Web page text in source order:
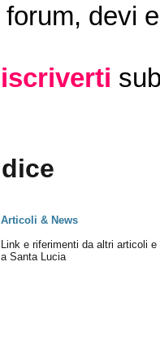
forum, devi
Articoli & News
Link e riferimenti da altri articoli e
a Santa Lucia